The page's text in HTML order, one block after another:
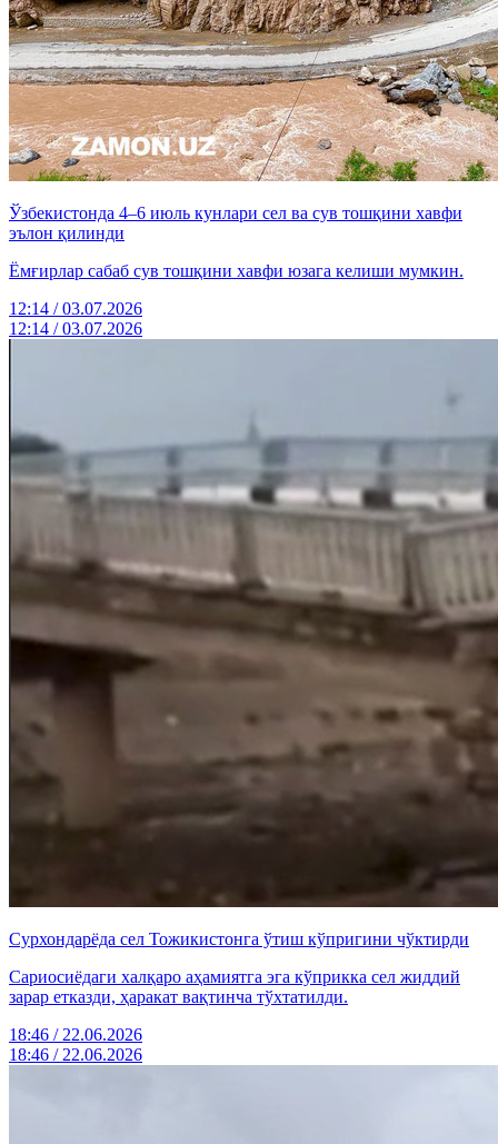
Ўзбекистонда 4–6 июль кунлари сел ва сув тошқини хавфи
эълон қилинди
Ёмғирлар сабаб сув тошқини хавфи юзага келиши мумкин.
12:14 / 03.07.2026
12:14 / 03.07.2026
Сурхондарёда сел Тожикистонга ўтиш кўпригини чўктирди
Сариосиёдаги халқаро аҳамиятга эга кўприкка сел жиддий
зарар етказди, ҳаракат вақтинча тўхтатилди.
18:46 / 22.06.2026
18:46 / 22.06.2026